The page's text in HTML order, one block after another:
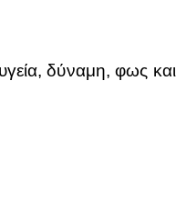
δύναμη, φως και